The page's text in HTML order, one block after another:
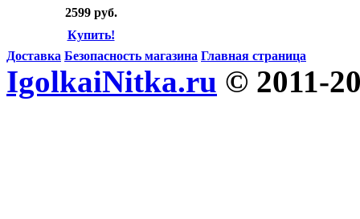
2599 руб.
Купить!
Доставка Безопасность магазина Главная страница
IgolkaiNitka.ru © 2011-